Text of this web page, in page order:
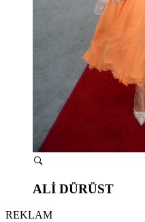
ALİ DÜRÜST
REKLAM